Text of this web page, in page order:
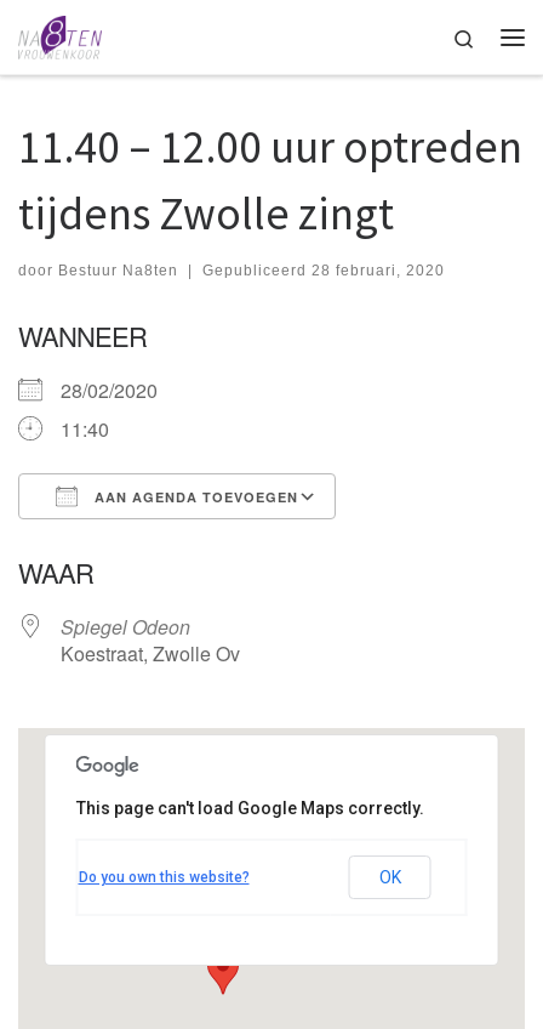
Ga naar inhoud
Search
11.40 – 12.00 uur optreden
tijdens Zwolle zingt
door Bestuur Na8ten Gepubliceerd 28 februari, 2020
WANNEER
28/02/2020
11:40
AAN AGENDA TOEVOEGEN
WAAR
Spiegel Odeon
Koestraat, Zwolle Ov
Koestraat - Zwolle Ov
This page can't load Google Maps correctly.
Do you own this website? OK